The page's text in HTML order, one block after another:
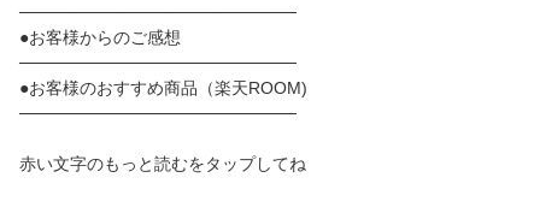
───────────────────────
●お客様からのご感想
───────────────────────
●お客様のおすすめ商品（楽天ROOM)
───────────────────────
赤い文字のもっと読むをタップしてね